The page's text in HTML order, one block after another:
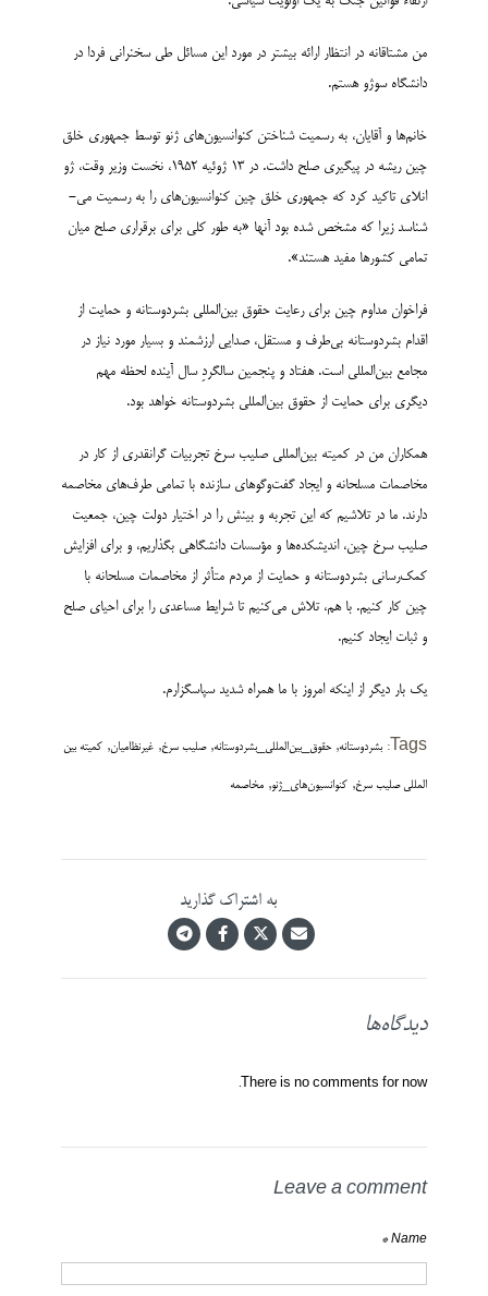
من مشتاقانه در انتظار ارائه بیشتر در مورد این مسائل طی سخنرانی فردا در
دانشگاه سوژو هستم.
خانم‌­ها و آقایان، به رسمیت شناختن کنوانسیون‌­های ژنو توسط جمهوری خلق
چین ریشه در پیگیری صلح داشت. در 13 ژوئیه 1952، نخست وزیر وقت، ژو
انلای تاکید کرد که جمهوری خلق چین کنوانسیون­‌های را به رسمیت می‌­
شناسد زیرا که مشخص شده بود آنها «به طور کلی برای برقراری صلح میان
تمامی کشورها مفید هستند».
فراخوان مداوم چین برای رعایت حقوق بین‌­المللی بشردوستانه و حمایت از
اقدام بشردوستانه بی‌طرف و مستقل، صدایی ارزشمند و بسیار مورد نیاز در
مجامع بین­‌المللی است. هفتاد و پنجمین سالگردِ سال آینده لحظه مهم
دیگری برای حمایت از حقوق بین‌­المللی بشردوستانه خواهد بود.
همکاران من در کمیته بین‌المللی صلیب سرخ تجربیات گرانقدری از کار در
مخاصمات مسلحانه و ایجاد گفت‌وگوهای سازنده با تمامی طرف­‌های مخاصمه
دارند. ما در تلاشیم که این تجربه و بینش را در اختیار دولت چین، جمعیت
صلیب سرخ چین، اندیشکده‌­ها و مؤسسات دانشگاهی بگذاریم، و برای افزایش
کمک­‌رسانی بشردوستانه و حمایت از مردم متأثر از مخاصمات مسلحانه با
چین کار کنیم. با هم، تلاش می‌­کنیم تا شرایط مساعدی را برای احیای صلح
و ثبات ایجاد کنیم.
یک بار دیگر از اینکه امروز با ما همراه شدید سپاسگزارم.
Tags: بشردوستانه,حقوق_بین‌المللی_بشردوستانه,صلیب سرخ, غیرنظامیان, کمیته بین
المللی صلیب سرخ, کنوانسیون‌های_ژنو, مخاصمه
به اشتراک گذارید
دیدگاه‌ها
There is no comments for now.
Leave a comment
Name *